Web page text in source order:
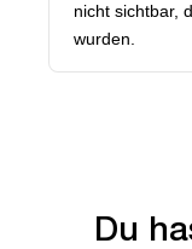
Du